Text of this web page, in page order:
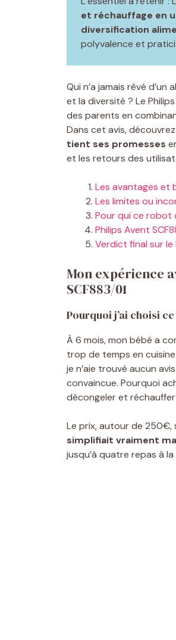
et réchauffage en
diversification
polyvalence et
Qui n’a jamais rêvé
et la diversité ? Le
des parents en
Dans cet avis,
tient ses promesses
et les retours des
Les avantages et
Les limites ou
Pour qui ce robot
Philips Avent
Verdict final sur le
Mon expérience
SCF883/01
Pourquoi j’ai choisi
À 6 mois, mon bébé a
trop de temps en
je n’aie trouvé aucun
convaincue. Pourquoi
décongeler et
Le prix, autour de 250€,
simplifiait vraiment
jusqu’à quatre repas à